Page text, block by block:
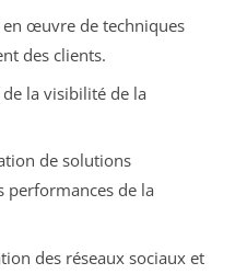
en œuvre de techniques
des clients.
la visibilité de la
de solutions
performances de la
des réseaux sociaux et